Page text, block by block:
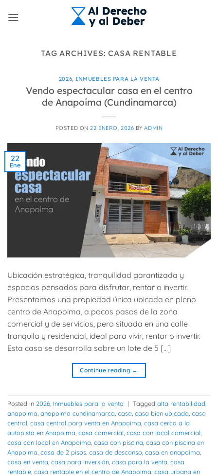
TAG ARCHIVES:CASA RENTABLE
2026,INMUEBLES PARA LA VENTA
Vendo espectacular casa en el centro
de Anapoima (Cundinamarca)
POSTED ON22 ENERO, 2026 BYADMIN
22
Ene
Ubicación estratégica, tranquilidad garantizada y
espacios pensados para disfrutar, rentar o invertir.
Presentamos una propiedad única ubicada en pleno
centro de Anapoima, a pocos pasos de la zona
comercial y de servicios, pero situada en una calle
tranquila y residencial, ideal para vivir, rentar o invertir.
Esta casa se desarrolla sobre un lote de 5 […]
Continue reading →
Posted in 2026 Inmuebles para la venta | Tagged alta rentabilidad
anapoima anapoima cundinamarca casa casa bien ubicada casa
central casa central para venta en Anapoima casa cerca a la
autopista en Anapoima casa comercial casa con local comercial
casa con local en Anapoima casa con piscina casa con piscina en
Anapoima casa de 2 pisos casa de descanso casa en anapoima
casa en venta casa para inversión casa para la venta casa
rentable casa rentable en el centro de Anapoima casa urbana en